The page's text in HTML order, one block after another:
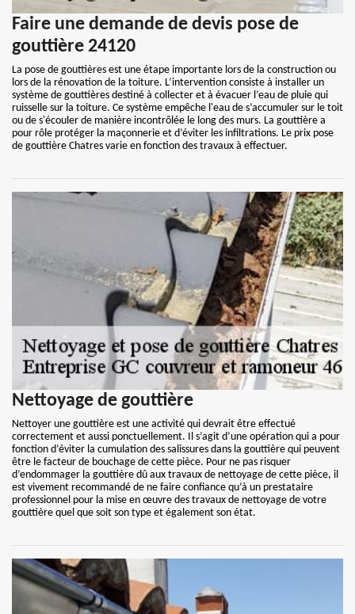
Faire une demande de devis pose de
gouttière 24120
La pose de gouttières est une étape importante lors de la construction ou
lors de la rénovation de la toiture. L’intervention consiste à installer un
système de gouttières destiné à collecter et à évacuer l’eau de pluie qui
ruisselle sur la toiture. Ce système empêche l'eau de s’accumuler sur le toit
ou de s'écouler de manière incontrôlée le long des murs. La gouttière a
pour rôle protéger la maçonnerie et d’éviter les infiltrations. Le prix pose
de gouttière Chatres varie en fonction des travaux à effectuer.
Nettoyage de gouttière
Nettoyer une gouttière est une activité qui devrait être effectué
correctement et aussi ponctuellement. Il s’agit d’une opération qui a pour
fonction d’éviter la cumulation des salissures dans la gouttière qui peuvent
être le facteur de bouchage de cette pièce. Pour ne pas risquer
d’endommager la gouttière dû aux travaux de nettoyage de cette pièce, il
est vivement recommandé de ne faire confiance qu’à un prestataire
professionnel pour la mise en œuvre des travaux de nettoyage de votre
gouttière quel que soit son type et également son état.